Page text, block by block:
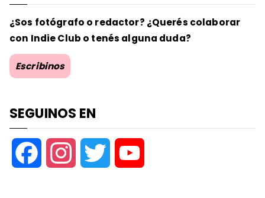
¿Sos fotógrafo o redactor? ¿Querés colaborar
con Indie Club o tenés alguna duda?
Escribinos
SEGUINOS EN